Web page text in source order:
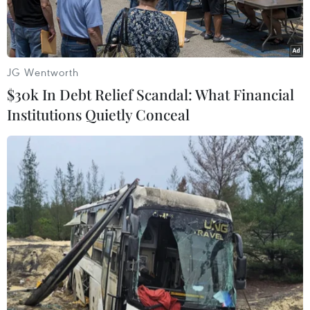
Một cơ sở khai thác dầu mỏ ở thành phố Haifa, Israel. (Ảnh:
AFP/TTXVN)
Ngày 8/6, giá dầu đã tăng hơn 3% khi thị trường
mở cửa trở lại sau kỳ nghỉ cuối tuần, phản ánh
JG Wentworth
$30k In Debt Relief Scandal: What Financial
Institutions Quietly Conceal